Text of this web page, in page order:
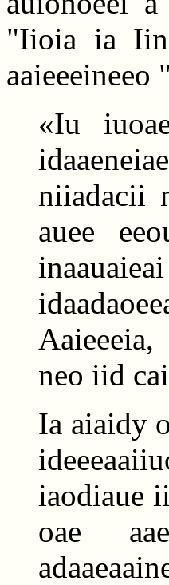
"Iioia ia
aaieeeineeo
«Iu
niiadacii
auee
neo iid
Ia aiaidy
iaodiaue
oae